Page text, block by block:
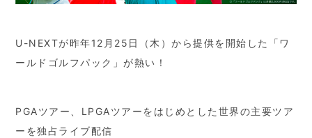
U-NEXTが昨年12月25日（木）から提供を開始した「ワ
ールドゴルフパック」が熱い！
PGAツアー、LPGAツアーをはじめとした世界の主要ツア
ーを独占ライブ配信